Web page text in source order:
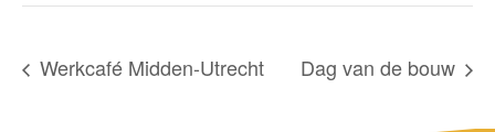
Werkcafé Midden-Utrecht Dag van de bouw